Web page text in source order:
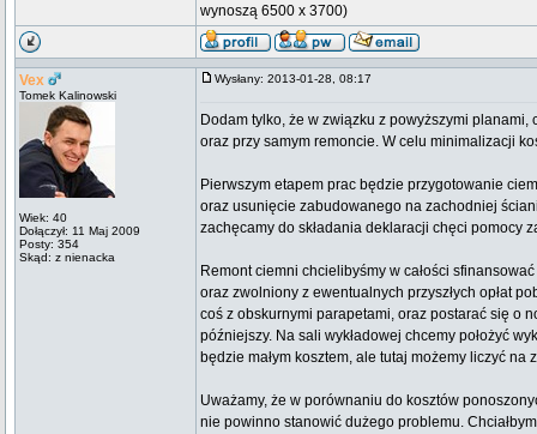
wynoszą 6500 x 3700)
Vex
Tomek Kalinowski
Wiek: 40
Dołączył: 11 Maj 2009
Posty: 354
Skąd: z nienacka
Wysłany: 2013-01-28, 08:17
Dodam tylko, że w związku z powyższymi
oraz przy samym remoncie. W celu minimalizacji
Pierwszym etapem prac będzie przygotowanie
oraz usunięcie zabudowanego na zachodniej
zachęcamy do składania deklaracji chęci pomocy
Remont ciemni chcielibyśmy w całości
oraz zwolniony z ewentualnych przyszłych opłat
coś z obskurnymi parapetami, oraz postarać się o
późniejszy. Na sali wykładowej chcemy położyć
będzie małym kosztem, ale tutaj możemy liczyć
Uważamy, że w porównaniu do kosztów
nie powinno stanowić dużego problemu.